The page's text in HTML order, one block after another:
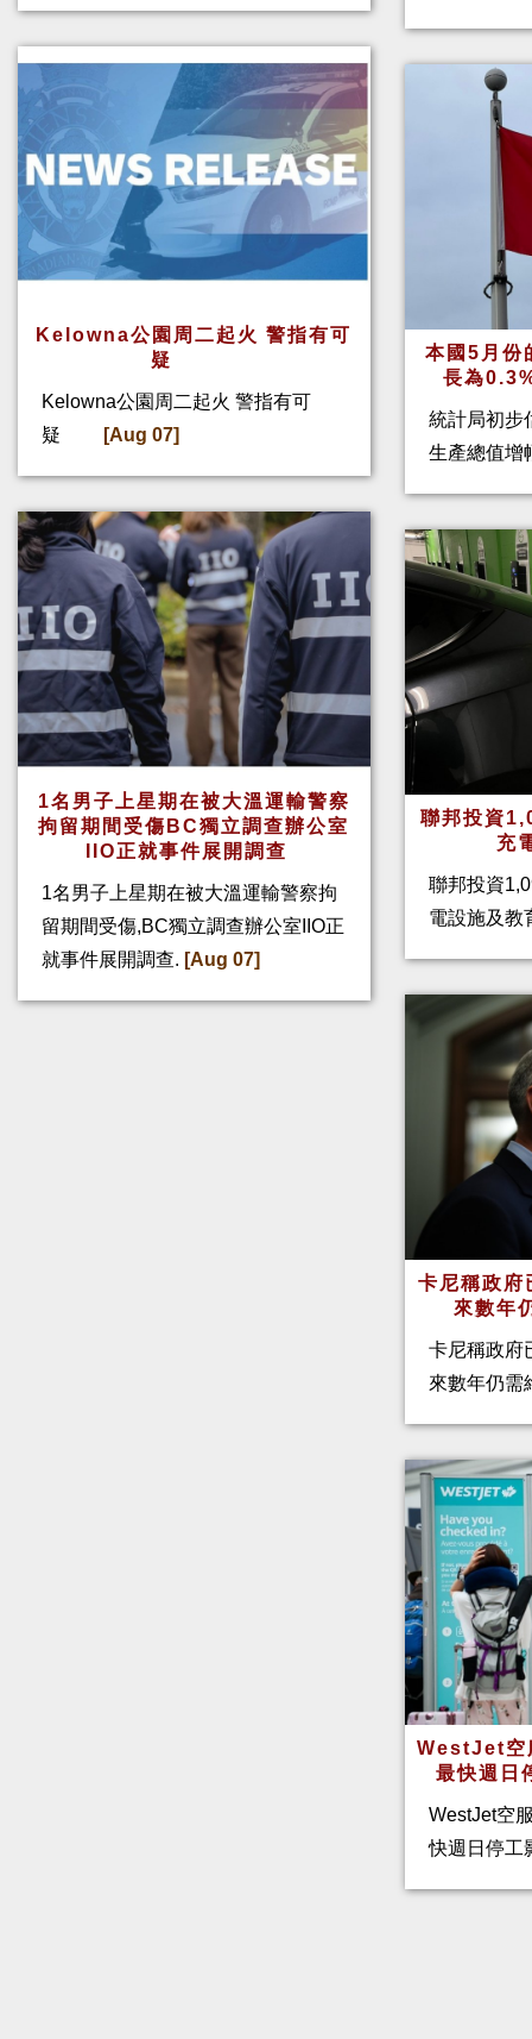
Kelowna公園周二起火 警指有可
疑
Kelowna公園周二起火 警指有可
疑
[Aug 07]
1名男子上星期在被大溫運輸警察
拘留期間受傷BC獨立調查辦公室
IIO正就事件展開調查
1名男子上星期在被大溫運輸警察拘
留期間受傷,BC獨立調查辦公室IIO正
就事件展開調查. [Aug 07]
本國5月份
長為
統計局初步
生產總值增
聯邦投資
充
聯邦投資
電設施及教
卡尼稱政府
來數年
卡尼稱政府
來數年仍需
WestJet空
最快週日
WestJet空
快週日停工